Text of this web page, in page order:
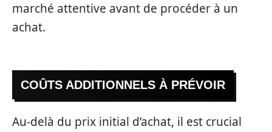
marché attentive avant de procéder à un
achat.
COÛTS ADDITIONNELS À PRÉVOIR
Au-delà du prix initial d’achat, il est crucial